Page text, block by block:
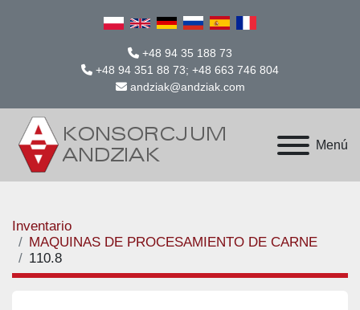
+48 94 35 188 73
+48 94 351 88 73; +48 663 746 804
andziak@andziak.com
Menú
Inventario
MAQUINAS DE PROCESAMIENTO DE CARNE
110.8